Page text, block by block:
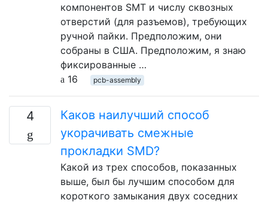
компонентов SMT и числу сквозных
отверстий (для разъемов), требующих
ручной пайки. Предположим, они
собраны в США. Предположим, я знаю
фиксированные …
16
pcb-assembly
4
Каков наилучший способ
укорачивать смежные
прокладки SMD?
Какой из трех способов, показанных
выше, был бы лучшим способом для
короткого замыкания двух соседних